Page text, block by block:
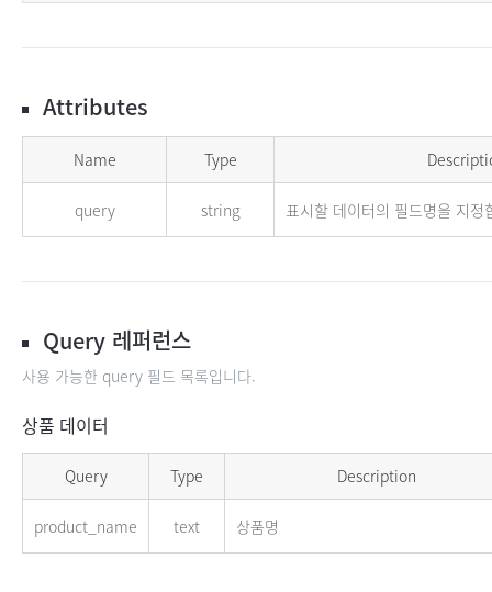
Attributes
Name Type
query string 표시할 데이터의 필드명을 지정
Query 레퍼런스
사용 가능한 query 필드 목록입니다.
상품 데이터
Query Type Description
product_name text 상품명